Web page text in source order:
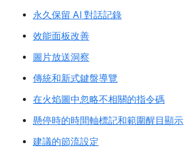
永久保留 AI 對話記錄
效能面板改善
圖片放送洞察
傳統和新式鍵盤導覽
在火焰圖中忽略不相關的指令碼
懸停時的時間軸標記和範圍醒目顯示
建議的節流設定